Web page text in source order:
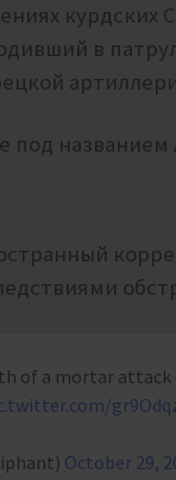
в
под названием
of a mortar
October 29,